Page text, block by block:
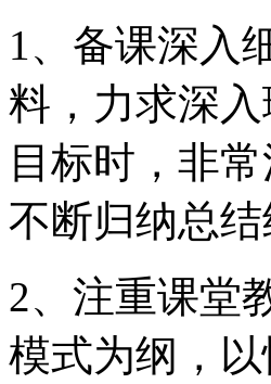
1、备课深入
料，力求深
目标时，非
不断归纳总结
2、注重课堂
模式为纲，